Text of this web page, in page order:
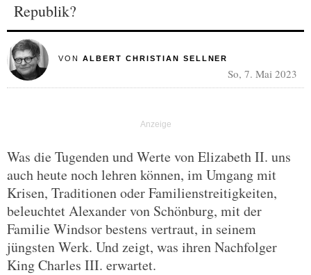
Republik?
VON ALBERT CHRISTIAN SELLNER
So, 7. Mai 2023
Was die Tugenden und Werte von Elizabeth II. uns
auch heute noch lehren können, im Umgang mit
Krisen, Traditionen oder Familienstreitigkeiten,
beleuchtet Alexander von Schönburg, mit der
Familie Windsor bestens vertraut, in seinem
jüngsten Werk. Und zeigt, was ihren Nachfolger
King Charles III. erwartet.